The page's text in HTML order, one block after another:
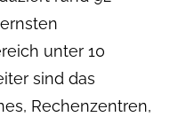
unter 10
sind das
Rechenzentren,